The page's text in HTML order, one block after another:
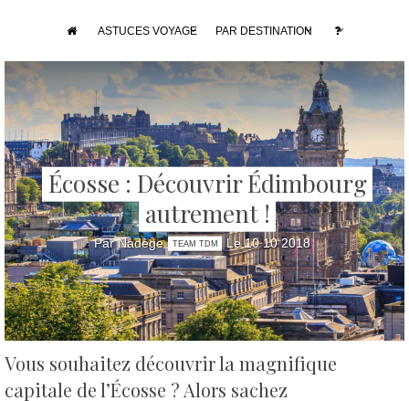
ASTUCES VOYAGE PAR DESTINATION
Écosse : Découvrir Édimbourg
autrement !
Par Nadège TEAM TDM Le 10 10 2018
Vous souhaitez découvrir la magnifique
capitale de l’Écosse ? Alors sachez